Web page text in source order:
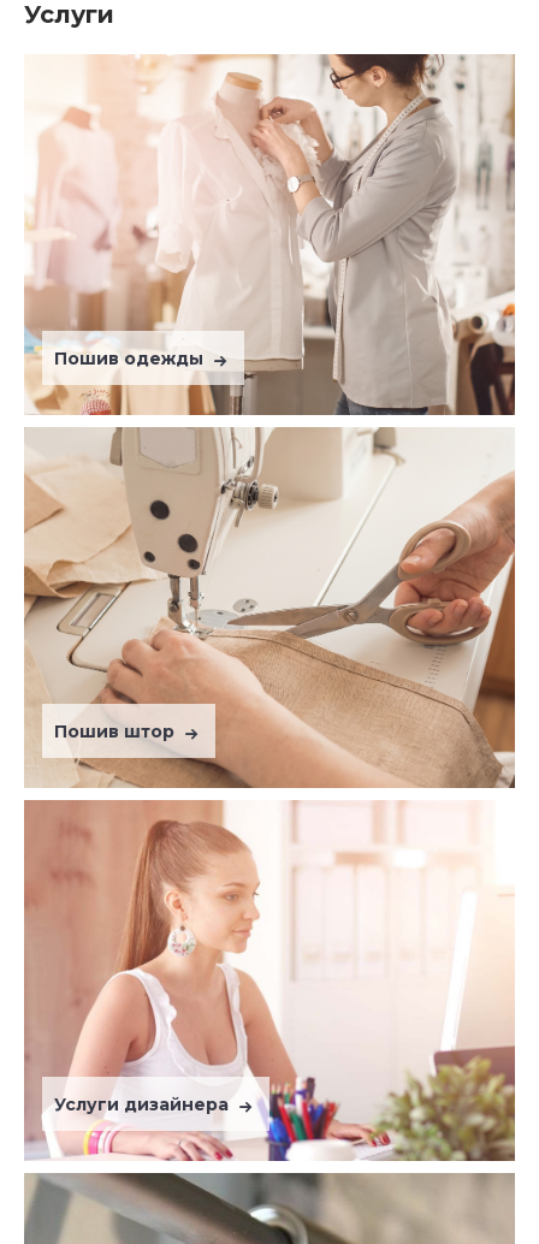
Услуги
Пошив одежды
Пошив штор
Услуги дизайнера